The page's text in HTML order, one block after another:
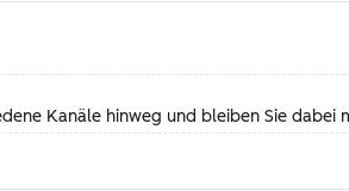
Kanäle hinweg und bleiben Sie dabei